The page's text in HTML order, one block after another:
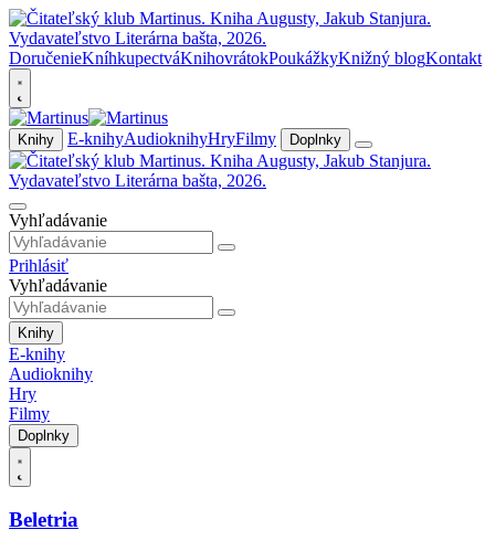
DoručenieKníhkupectváKnihovrátokPoukážkyKnižný blogKontakt
Knihy E-knihyAudioknihyHryFilmy Doplnky
Vyhľadávanie
Prihlásiť
Vyhľadávanie
Knihy
E-knihy
Audioknihy
Hry
Filmy
Doplnky
Beletria